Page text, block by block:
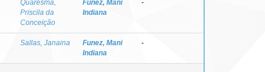
Quaresma,
Priscila da
Conceição
Funez, Mani
Indiana
-
Sallas, Janaina
Funez, Mani
Indiana
-